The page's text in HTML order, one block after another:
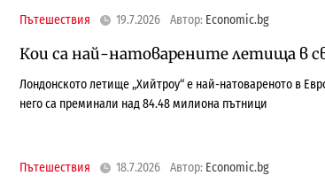
Пътешествия 19.7.2026 Автор: Economic.bg
Кои са най-натоварените летища в
Лондонското летище „Хийтроу“ е най-натовареното в
него са преминали над 84.48 милиона пътници
Пътешествия 18.7.2026 Автор: Economic.bg